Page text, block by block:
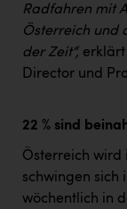
Radfahren mit
Österreich und
der Zeit“, erklärt
Director und
22 % sind
Österreich wird
schwingen sich
wöchentlich in